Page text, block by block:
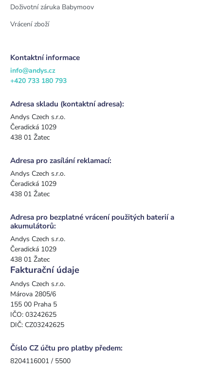
Doživotní záruka Babymoov
Vrácení zboží
Kontaktní informace
info@andys.cz
+420 733 180 793
Adresa skladu (kontaktní adresa):
Andys Czech s.r.o.
Čeradická 1029
438 01 Žatec
Adresa pro zasílání reklamací:
Andys Czech s.r.o.
Čeradická 1029
438 01 Žatec
Adresa pro bezplatné vrácení použitých baterií a
akumulátorů:
Andys Czech s.r.o.
Čeradická 1029
438 01 Žatec
Fakturační údaje
Andys Czech s.r.o.
Márova 2805/6
155 00 Praha 5
IČO: 03242625
DIČ: CZ03242625
Číslo CZ účtu pro platby předem:
8204116001 / 5500